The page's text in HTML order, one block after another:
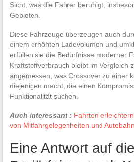
Sicht, was die Fahrer beruhigt,
Gebieten.
Diese Fahrzeuge überzeugen auch
einem erhöhten Ladevolumen und
erfüllen sie die Bedürfnisse moderner
Kraftstoffverbrauch bleibt im Vergleich
angemessen, was Crossover zu einer
diejenigen macht, die einen
Funktionalität suchen.
Auch interessant : Fahrten
von Mitfahrgelegenheiten und
Eine Antwort auf die